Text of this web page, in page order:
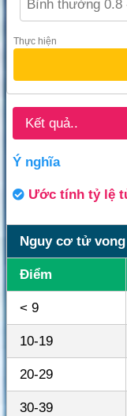
Thực hiện
Kết quả..
Ý nghĩa
Ước tính tỷ lệ
Nguy cơ tử
Điểm
< 9
10-19
20-29
30-39